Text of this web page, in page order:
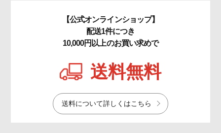
【公式オンラインショップ】
配送1件につき
10,000円以上のお買い求めで
送料無料
送料について詳しくはこちら